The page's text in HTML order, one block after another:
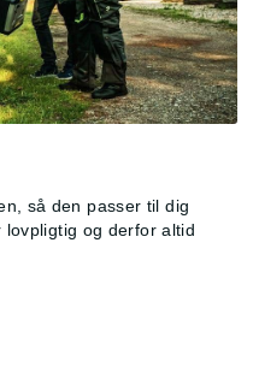
så den passer til dig
lovpligtig og derfor altid